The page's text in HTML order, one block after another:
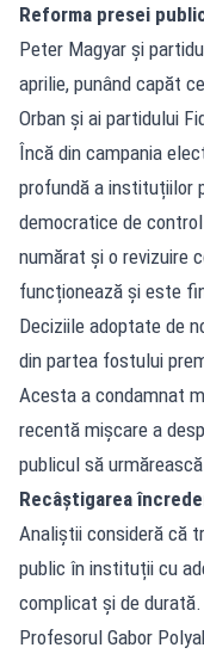
Reforma presei
Peter Magyar și
aprilie, punând capăt
Orban și ai partidului
Încă din campania
profundă a instituțiilor
democratice de
numărat și o revizuire
funcționează și este
Deciziile adoptate de
din partea fostului
Acesta a condamnat
recentă mișcare a
publicul să
Recâștigarea
Analiștii consideră că
public în instituții cu
complicat și de durată.
Profesorul Gabor